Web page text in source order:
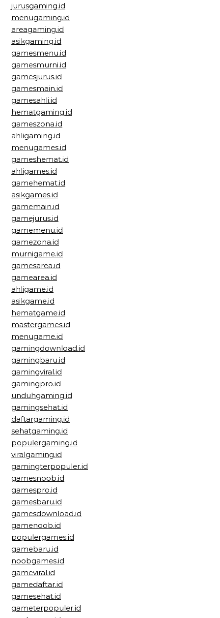
jurusgaming.id
menugaming.id
areagaming.id
asikgaming.id
gamesmenu.id
gamesmurni.id
gamesjurus.id
gamesmain.id
gamesahli.id
hematgaming.id
gameszona.id
ahligaming.id
menugames.id
gameshemat.id
ahligames.id
gamehemat.id
asikgames.id
gamemain.id
gamejurus.id
gamemenu.id
gamezona.id
murnigame.id
gamesarea.id
gamearea.id
ahligame.id
asikgame.id
hematgame.id
mastergames.id
menugame.id
gamingdownload.id
gamingbaru.id
gamingviral.id
gamingpro.id
unduhgaming.id
gamingsehat.id
daftargaming.id
sehatgaming.id
populergaming.id
viralgaming.id
gamingterpopuler.id
gamesnoob.id
gamespro.id
gamesbaru.id
gamesdownload.id
gamenoob.id
populergames.id
gamebaru.id
noobgames.id
gameviral.id
gamedaftar.id
gamesehat.id
gameterpopuler.id